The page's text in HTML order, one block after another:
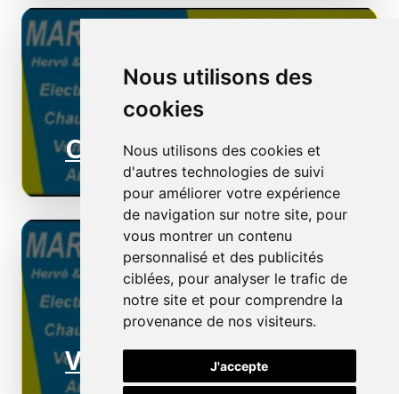
Nous utilisons des
cookies
Nous utilisons des cookies et
d'autres technologies de suivi
pour améliorer votre expérience
de navigation sur notre site, pour
vous montrer un contenu
personnalisé et des publicités
ciblées, pour analyser le trafic de
notre site et pour comprendre la
provenance de nos visiteurs.
J'accepte
Chauffage électrique
Ventilation